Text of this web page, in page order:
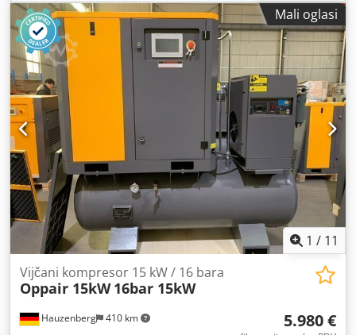
Mali oglasi
1 / 11
Hauzenberg 410 km
Vijčani kompresor 15 kW / 16 bara
Oppair 15kW 16bar 15kW
5.980 €